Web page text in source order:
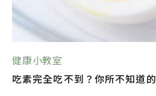
健康小教室
吃素完全吃不到？你所不知道